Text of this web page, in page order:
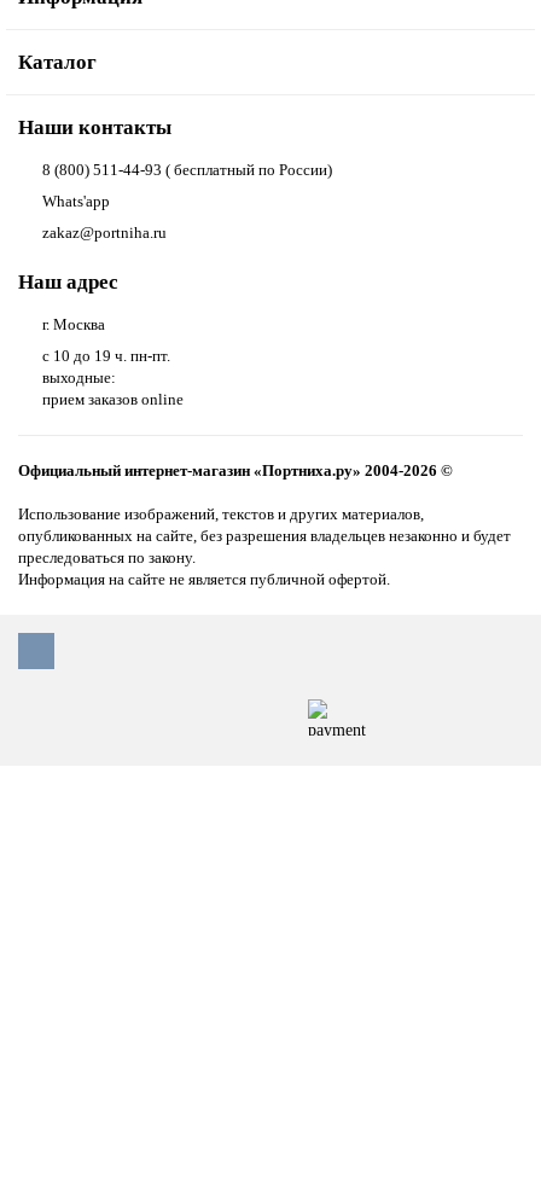
Каталог
Наши контакты
8 (800) 511-44-93 ( бесплатный по России)
Whats'app
zakaz@portniha.ru
Наш адрес
г. Москва
с 10 до 19 ч. пн-пт.
выходные:
прием заказов online
Официальный интернет-магазин «Портниха.ру» 2004-2026 ©
Использование изображений, текстов и других материалов,
опубликованных на сайте, без разрешения владельцев незаконно и будет
преследоваться по закону.
Информация на сайте не является публичной офертой.